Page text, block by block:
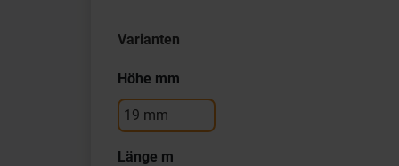
Varianten
Höhe mm
19 mm
Länge m